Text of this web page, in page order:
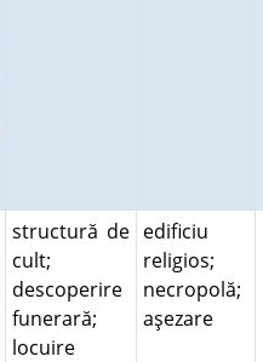
structură de
cult;
descoperire
funerară;
locuire
edificiu
religios;
necropolă;
aşezare